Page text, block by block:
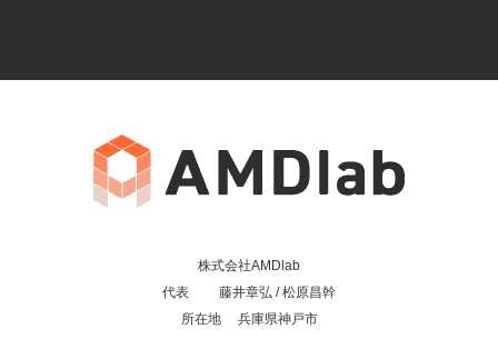
株式会社AMDlab
代表 藤井章弘 / 松原昌幹
所在地 兵庫県神戸市